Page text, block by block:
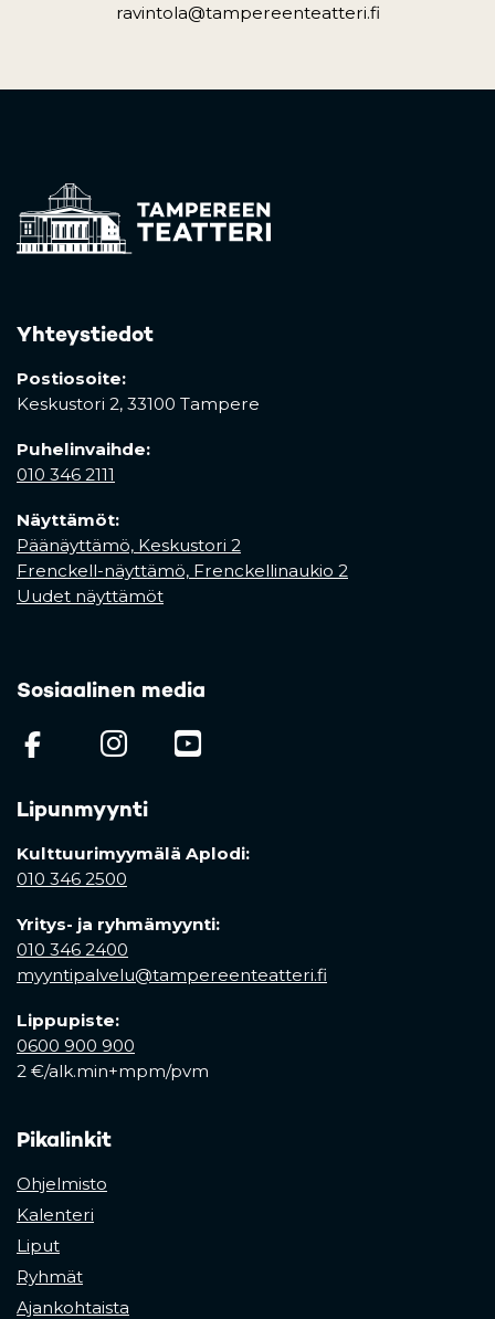
ravintola@tampereenteatteri.fi
Yhteystiedot
Postiosoite:
Keskustori 2, 33100 Tampere
Puhelinvaihde:
010 346 2111
Näyttämöt:
Päänäyttämö, Keskustori 2
Frenckell-näyttämö, Frenckellinaukio 2
Uudet näyttämöt
Sosiaalinen media
(opens in a new tab)
(opens in a new tab)
Lipunmyynti
Kulttuurimyymälä Aplodi:
010 346 2500
Yritys- ja ryhmämyynti:
010 346 2400
myyntipalvelu@tampereenteatteri.fi
Lippupiste:
0600 900 900
2 €/alk.min+mpm/pvm
Pikalinkit
Ohjelmisto
Kalenteri
Liput
Ryhmät
Ajankohtaista